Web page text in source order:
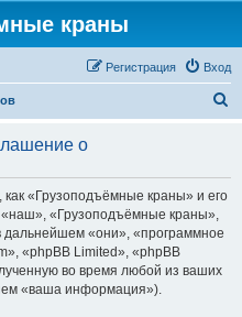
краны
Вход
Регистрация
с
о
«Грузоподъёмные краны» и его
«Грузоподъёмные краны»,
дальнейшем «они», «программное
«phpBB Limited», «phpBB
во время любой из ваших
«ваша информация»).